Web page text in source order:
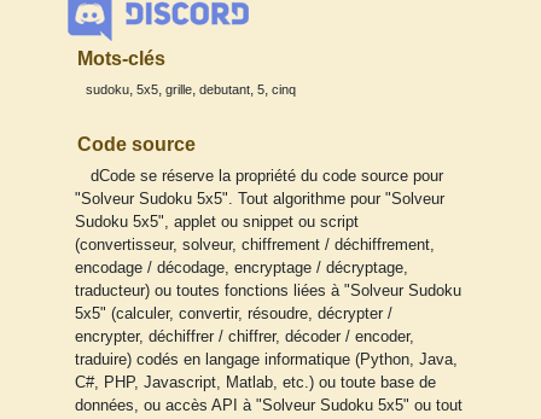
Mots-clés
sudoku, 5x5, grille, debutant, 5, cinq
Code source
dCode se réserve la propriété du code source pour
"Solveur Sudoku 5x5". Tout algorithme pour "Solveur
Sudoku 5x5", applet ou snippet ou script
(convertisseur, solveur, chiffrement / déchiffrement,
encodage / décodage, encryptage / décryptage,
traducteur) ou toutes fonctions liées à "Solveur Sudoku
5x5" (calculer, convertir, résoudre, décrypter /
encrypter, déchiffrer / chiffrer, décoder / encoder,
traduire) codés en langage informatique (Python, Java,
C#, PHP, Javascript, Matlab, etc.) ou toute base de
données, ou accès API à "Solveur Sudoku 5x5" ou tout